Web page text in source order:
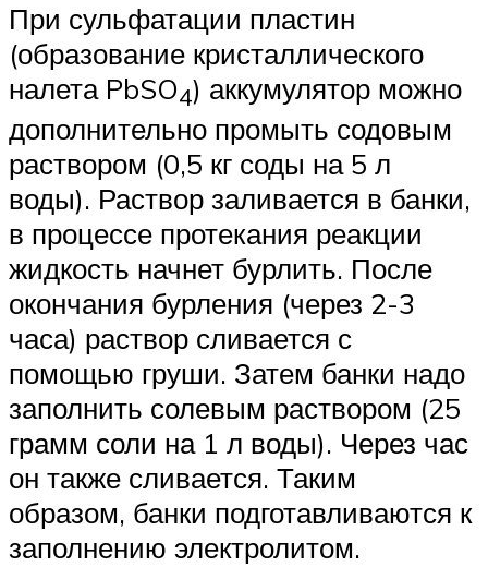
При сульфатации пластин
(образование кристаллического
налета PbSO4) аккумулятор можно
дополнительно промыть содовым
раствором (0,5 кг соды на 5 л
воды). Раствор заливается в банки,
в процессе протекания реакции
жидкость начнет бурлить. После
окончания бурления (через 2-3
часа) раствор сливается с
помощью груши. Затем банки надо
заполнить солевым раствором (25
грамм соли на 1 л воды). Через час
он также сливается. Таким
образом, банки подготавливаются к
заполнению электролитом.